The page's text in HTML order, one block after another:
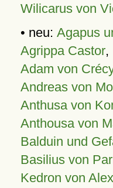
Wilicarus von
• neu: Agapus
Agrippa Castor,
Adam von
Andreas von
Anthusa von
Anthousa von
Balduin und
Basilius von
Kedron von